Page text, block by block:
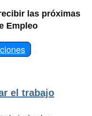
las próximas
Empleo
el trabajo